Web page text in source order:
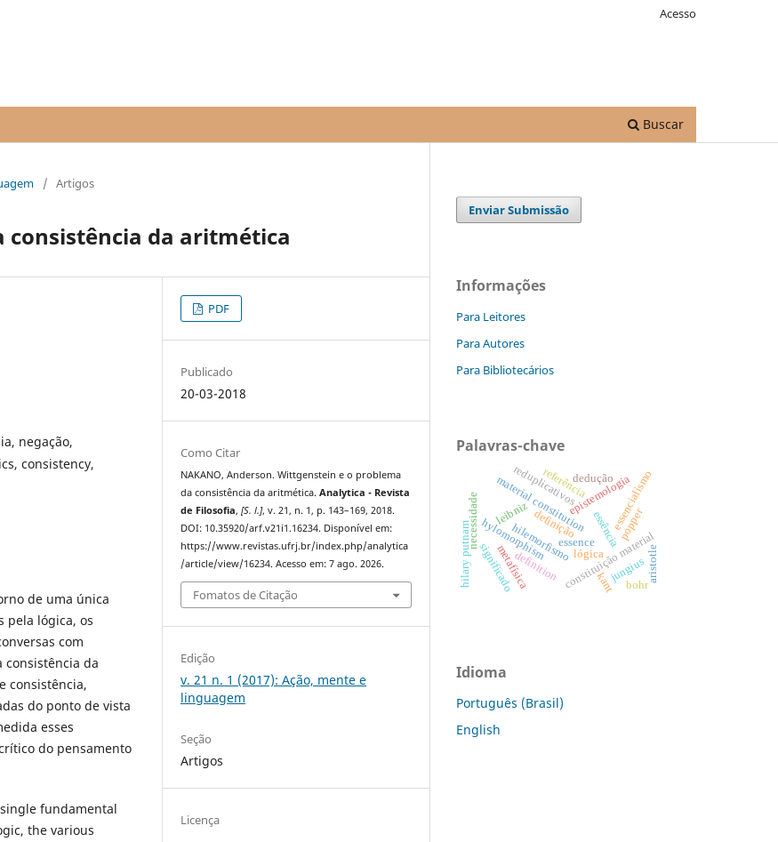
Buscar
Acesso
/ Artigos
da aritmética
negação,
consistency,
de uma única
pela lógica, os
com
consistência da
consistência,
do ponto de vista
esses
do pensamento
fundamental
the various
PDF
Publicado
20-03-2018
Como Citar
NAKANO, Anderson. Wittgenstein e o problema
da consistência da aritmética.Analytica - Revista
de Filosofia,[S. l.], v. 21, n. 1, p. 143–169, 2018.
DOI: 10.35920/arf.v21i1.16234. Disponível em:
https://www.revistas.ufrj.br/index.php/analytica
/article/view/16234. Acesso em: 7 ago. 2026.
Fomatos de Citação
Edição
v. 21 n. 1 (2017): Ação, mente e
linguagem
Seção
Artigos
Licença
Enviar Submissão
Informações
Para Leitores
Para Autores
Para Bibliotecários
Palavras-chave
hilemorfismo essência
definição
constituição material
hylomorphism essence
definition
material constitutionepistemologia
metafísica kant
leibniz
lógica
jungius
reduplicativos essencialismo
referência
necessidade
significado
hilary putnam
dedução
aristotle
popper
bohr
Idioma
Português (Brasil)
English